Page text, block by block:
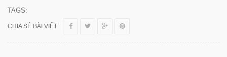
TAGS:
CHIA SẺ BÀI VIẾT